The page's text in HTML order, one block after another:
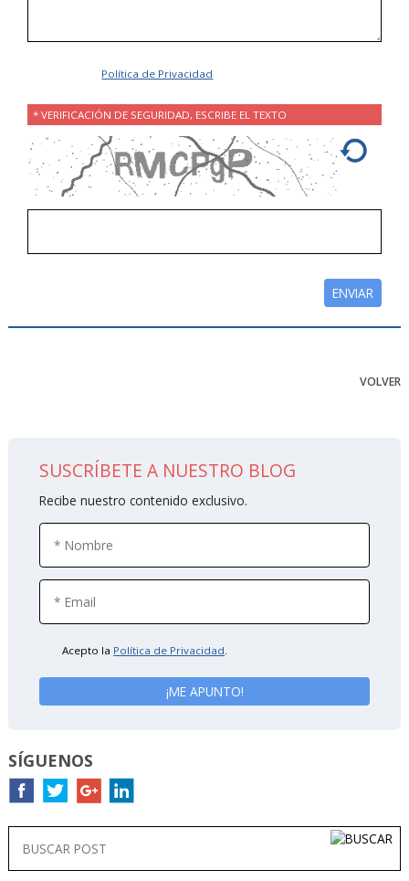
Política de Privacidad
* VERIFICACIÓN DE SEGURIDAD, ESCRIBE EL TEXTO
VOLVER
SUSCRÍBETE A NUESTRO BLOG
Recibe nuestro contenido exclusivo.
Acepto la Política de Privacidad.
SÍGUENOS